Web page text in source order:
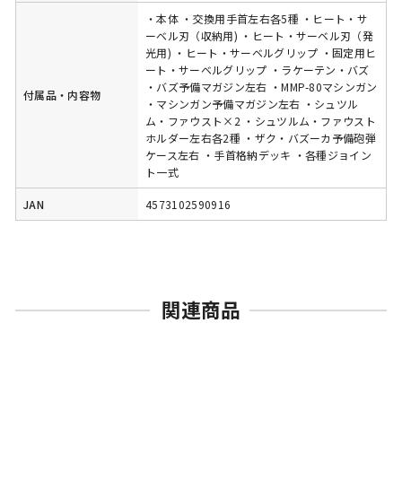
付属品・内容物
・本体 ・交換用手首左右各5種 ・ヒート・サ
ーベル刃（収納用) ・ヒート・サーベル刃（発
光用) ・ヒート・サーベルグリップ ・固定用ヒ
ート・サーベルグリップ ・ラケーテン・バズ
・バズ予備マガジン左右 ・MMP-80マシンガン
・マシンガン予備マガジン左右 ・シュツル
ム・ファウスト×2 ・シュツルム・ファウスト
ホルダー左右各2種 ・ザク・バズーカ予備砲弾
ケース左右 ・手首格納デッキ ・各種ジョイン
ト一式
JAN 4573102590916
関連商品